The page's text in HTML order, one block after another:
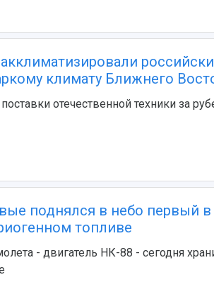
климату Ближнего
отечественной техники за
поднялся в небо первый в
топливе
- двигатель НК-88 - сегодня